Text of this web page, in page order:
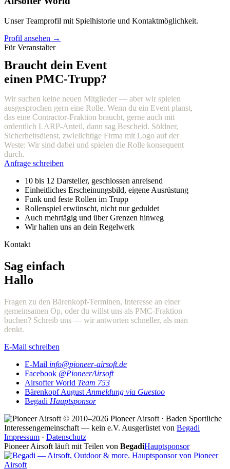
Unser Teamprofil mit Spielhistorie und Kontaktmöglichkeit.
Profil ansehen →
Für Veranstalter
Braucht dein Event
einen PMC-Trupp?
Wir suchen keine neuen Mitglieder — aber wir spielen
ausgesprochen gern eine Rolle. Wenn du ein Event planst,
das eine Contractor-Fraktion braucht, gerne auch mit
ordentlich LARP-Anteil, dann sag Bescheid. Söldner,
Sicherheitsdienst, zwielichtige Firma mit Logo auf der
Weste: Wir sind dabei und spielen die Rolle konsequent
durch.
Anfrage schreiben
10 bis 12 Darsteller, geschlossen anreisend
Einheitliches Erscheinungsbild, eigene Ausrüstung
Funk und feste Rollen im Trupp
Rollenspiel erwünscht, nicht nur geduldet
Auch mehrtägig und über Grenzen hinweg
Wir halten uns an dein Regelwerk
Kontakt
Sag einfach
Hallo
Fragen zu den Bärenkopf-Terminen, Interesse an einer
gemeinsamen Op, oder du willst uns als PMC-Fraktion
buchen? Schreib uns — wir antworten schneller, als man
denkt.
E-Mail schreiben
E-Mail info@pioneer-airsoft.de
Facebook @PioneerAirsoft
Airsofter World Team 753
Bärenkopf August Anmeldung via Guestoo
Begadi Hauptsponsor
© 2010–2026 Pioneer Airsoft · Baden Sportliche
Interessengemeinschaft — kein e.V. Ausgerüstet von Begadi
Impressum · Datenschutz
Pioneer Airsoft läuft mit Teilen von BegadiHauptsponsor